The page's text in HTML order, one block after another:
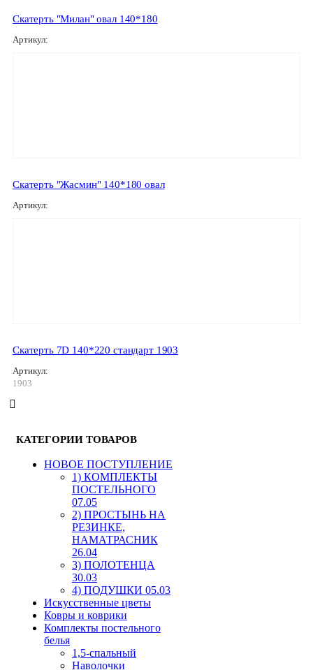
Скатерть "Милан" овал 140*180
Артикул:
Скатерть "Жасмин" 140*180 овал
Артикул:
Скатерть 7D 140*220 стандарт 1903
Артикул:
1903
КАТЕГОРИИ ТОВАРОВ
HОВОЕ ПОСТУПЛЕНИЕ
1) КОМПЛЕКТЫ
ПОСТЕЛЬНОГО
07.05
2) ПРОСТЫНЬ НА
РЕЗИНКЕ,
НАМАТРАСНИК
26.04
3) ПОЛОТЕНЦА
30.03
4) ПОДУШКИ 05.03
Искусственные цветы
Ковры и коврики
Комплекты постельного
белья
1,5-спальный
Наволочки